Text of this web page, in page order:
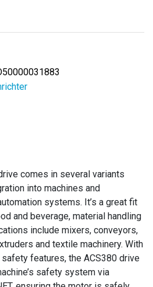
comes in several variants
into machines and
systems. It’s a great fit
and beverage, material handling
include mixers, conveyors,
and textile machinery. With
features, the ACS380 drive
safety system via